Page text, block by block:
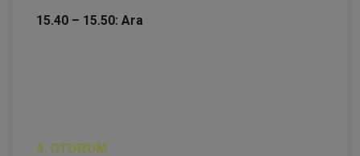
15.40 – 15.50: Ara
4. OTURUM